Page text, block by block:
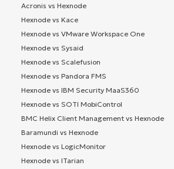
Acronis vs Hexnode
Hexnode vs Kace
Hexnode vs VMware Workspace One
Hexnode vs Sysaid
Hexnode vs Scalefusion
Hexnode vs Pandora FMS
Hexnode vs IBM Security MaaS360
Hexnode vs SOTI MobiControl
BMC Helix Client Management vs Hexnode
Baramundi vs Hexnode
Hexnode vs LogicMonitor
Hexnode vs ITarian